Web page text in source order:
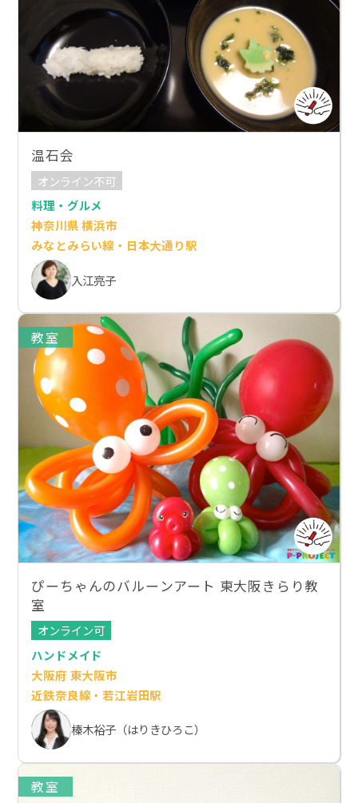
温石会
オンライン不可
料理・グルメ
神奈川県 横浜市
みなとみらい線・日本大通り駅
入江亮子
教室
ぴーちゃんのバルーンアート 東大阪きらり教
室
オンライン可
ハンドメイド
大阪府 東大阪市
近鉄奈良線・若江岩田駅
榛木裕子（はりきひろこ）
教室